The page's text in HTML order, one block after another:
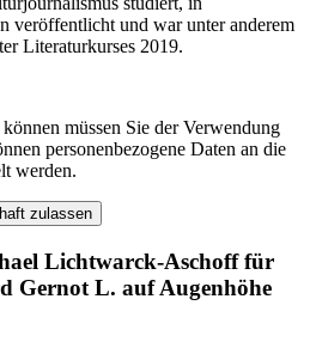
veröffentlicht und war unter anderem
Literaturkurses 2019.
müssen Sie der Verwendung
personenbezogene Daten an die
werden.
zulassen
Lichtwarck-Aschoff für
Gernot L. auf Augenhöhe